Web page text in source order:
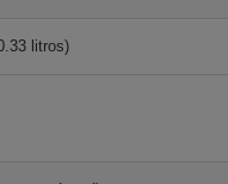
litros)